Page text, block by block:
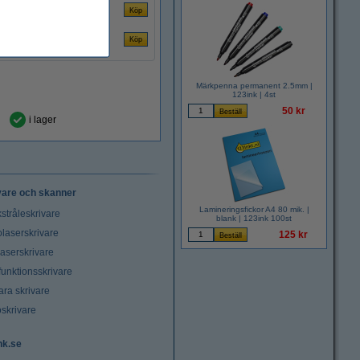
i lager
Märkpenna permanent 2.5mm |
123ink | 4st
50 kr
Lamineringsfickor A4 80 mik. |
blank | 123ink 100st
125 kr
och skanner
skrivare